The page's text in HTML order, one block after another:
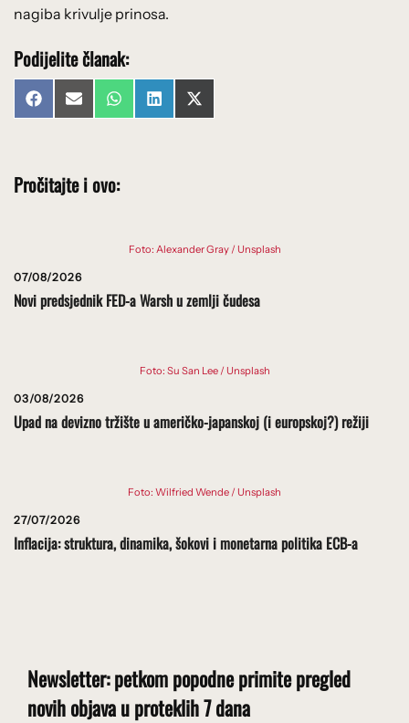
nagiba krivulje prinosa.
Podijelite članak:
Share
on
FacebookShare
on
Email Share
on
WhatsAppShare
on
LinkedInShare
on
X
(Twitter)
Pročitajte i ovo:
Foto: Alexander Gray / Unsplash
07/08/2026
Novi predsjednik FED-a Warsh u zemlji čudesa
Foto: Su San Lee / Unsplash
03/08/2026
Upad na devizno tržište u američko-japanskoj (i europskoj?) režiji
Foto: Wilfried Wende / Unsplash
27/07/2026
Inflacija: struktura, dinamika, šokovi i monetarna politika ECB-a
Newsletter: petkom popodne primite pregled
novih objava u proteklih 7 dana